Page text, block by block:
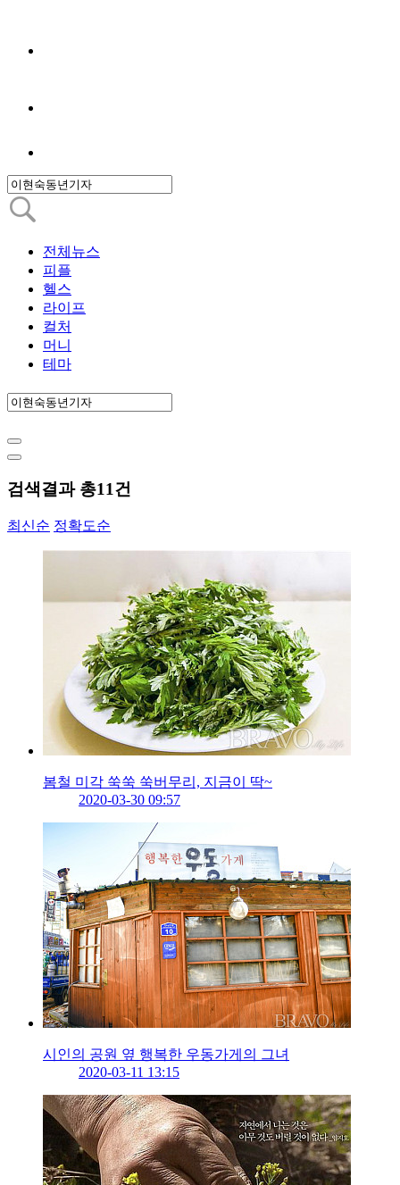
전체뉴스
피플
헬스
라이프
컬처
머니
테마
검색결과 총11건
최신순 정확도순
봄철 미각 쑥쑥 쑥버무리, 지금이 딱~
2020-03-30 09:57
시인의 공원 옆 행복한 우동가게의 그녀
2020-03-11 13:15